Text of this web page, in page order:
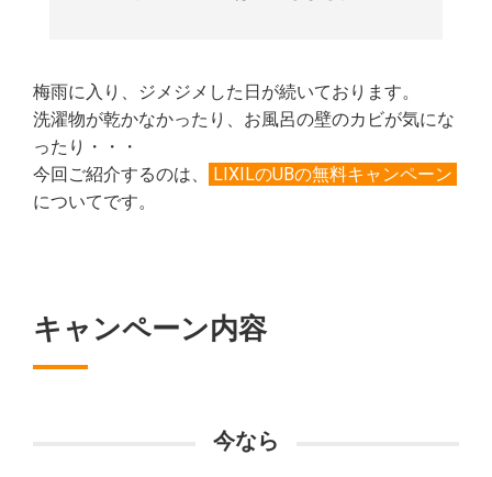
梅雨に入り、ジメジメした日が続いております。
洗濯物が乾かなかったり、お風呂の壁のカビが気にな
ったり・・・
今回ご紹介するのは、
LIXILのUBの無料キャンペーン
についてです。
キャンペーン内容
今なら